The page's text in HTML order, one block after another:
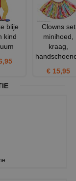
blije
kind
Clowns set
minihoed,
kraag,
€ 15,95